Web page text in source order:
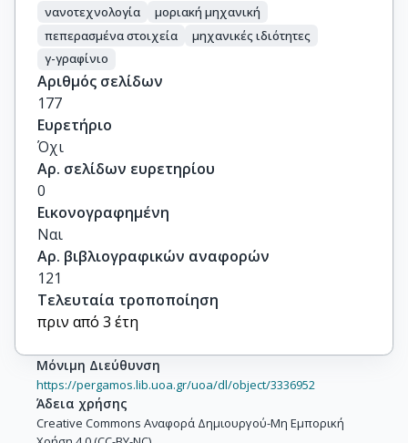
νανοτεχνολογία
μοριακή μηχανική
πεπερασμένα στοιχεία
μηχανικές ιδιότητες
γ-γραφίνιο
Αριθμός σελίδων
177
Ευρετήριο
Όχι
Αρ. σελίδων ευρετηρίου
0
Εικονογραφημένη
Ναι
Αρ. βιβλιογραφικών αναφορών
121
Τελευταία τροποποίηση
πριν από 3 έτη
Μόνιμη Διεύθυνση
https://pergamos.lib.uoa.gr/uoa/dl/object/3336952
Άδεια χρήσης
Creative Commons Αναφορά Δημιουργού-Μη Εμπορική